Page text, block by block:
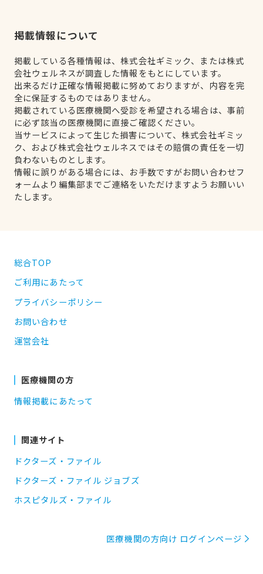
掲載情報について
掲載している各種情報は、株式会社ギミック、または株式
会社ウェルネスが調査した情報をもとにしています。
出来るだけ正確な情報掲載に努めておりますが、内容を完
全に保証するものではありません。
掲載されている医療機関へ受診を希望される場合は、事前
に必ず該当の医療機関に直接ご確認ください。
当サービスによって生じた損害について、株式会社ギミッ
ク、および株式会社ウェルネスではその賠償の責任を一切
負わないものとします。
情報に誤りがある場合には、お手数ですがお問い合わせフ
ォームより編集部までご連絡をいただけますようお願いい
たします。
総合TOP
ご利用にあたって
プライバシーポリシー
お問い合わせ
運営会社
医療機関の方
情報掲載にあたって
関連サイト
ドクターズ・ファイル
ドクターズ・ファイル ジョブズ
ホスピタルズ・ファイル
医療機関の方向け ログインページ